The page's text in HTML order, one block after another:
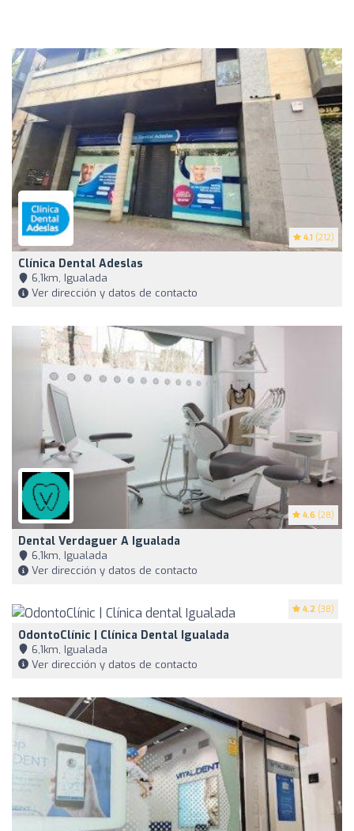
4.1 (212)
Clínica Dental Adeslas
6,1km, Igualada
Ver dirección y datos de contacto
4.6 (28)
Dental Verdaguer A Igualada
6,1km, Igualada
Ver dirección y datos de contacto
4.2 (38)
OdontoClínic | Clínica Dental Igualada
6,1km, Igualada
Ver dirección y datos de contacto